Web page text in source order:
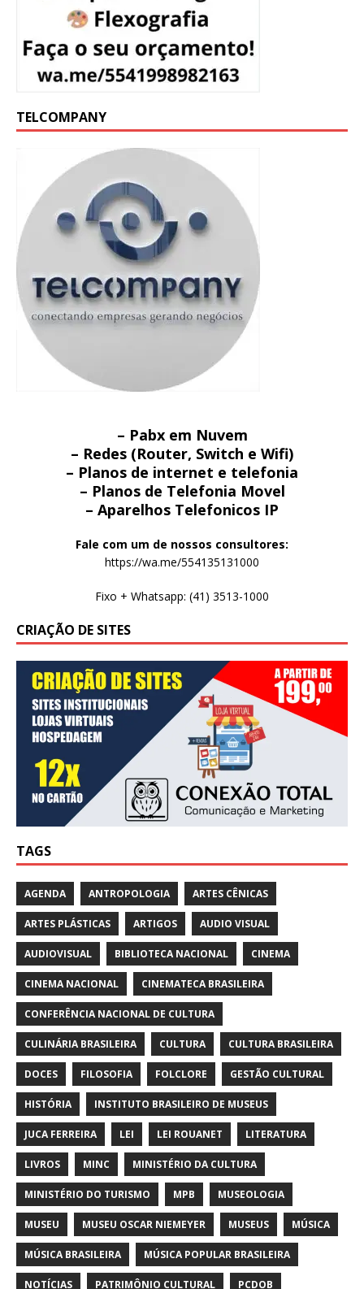
TELCOMPANY
– Pabx em Nuvem
– Redes (Router, Switch e Wifi)
– Planos de internet e telefonia
– Planos de Telefonia Movel
– Aparelhos Telefonicos IP
Fale com um de nossos consultores:
https://wa.me/554135131000
Fixo + Whatsapp: (41) 3513-1000
CRIAÇÃO DE SITES
TAGS
AGENDA ANTROPOLOGIA ARTES CÊNICAS
ARTES PLÁSTICAS ARTIGOS AUDIO VISUAL
AUDIOVISUAL BIBLIOTECA NACIONAL CINEMA
CINEMA NACIONAL CINEMATECA BRASILEIRA
CONFERÊNCIA NACIONAL DE CULTURA
CULINÁRIA BRASILEIRA CULTURA CULTURA BRASILEIRA
DOCES FILOSOFIA FOLCLORE GESTÃO CULTURAL
HISTÓRIA INSTITUTO BRASILEIRO DE MUSEUS
JUCA FERREIRA LEI LEI ROUANET LITERATURA
LIVROS MINC MINISTÉRIO DA CULTURA
MINISTÉRIO DO TURISMO MPB MUSEOLOGIA
MUSEU MUSEU OSCAR NIEMEYER MUSEUS MÚSICA
MÚSICA BRASILEIRA MÚSICA POPULAR BRASILEIRA
NOTÍCIAS PATRIMÔNIO CULTURAL PCDOB